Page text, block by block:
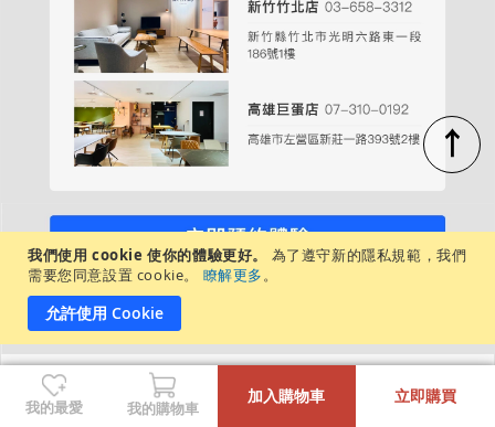
我們使用 cookie 使你的體驗更好。
為了遵守新的隱私規範，我們
需要您同意設置 cookie。
瞭解更多。
允許使用 Cookie
週一至週日，每日營業時間：11:00－20:00
各店展示商品不盡相同，建議先致電/私訊詢問
沙發/腳凳清潔
↑
我的最愛 我的購物車
加入購物車 立即購買
+
-